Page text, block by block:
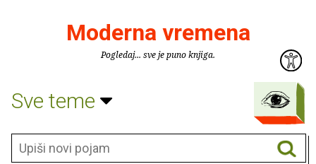
Moderna vremena
Pogledaj... sve je puno knjiga.
Sve teme